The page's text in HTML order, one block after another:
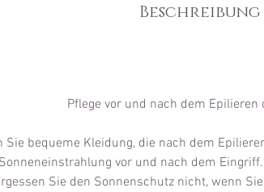
Beschreibung
Pflege vor und nach dem Epilieren
Sie bequeme Kleidung, die nach dem
vor und nach dem
Sie den Sonnenschutz nicht, wenn